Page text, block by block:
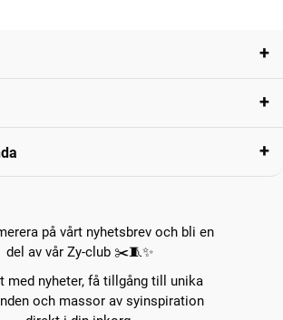
på vårt nyhetsbrev och bli en
del av vår Zy-club ✂️🧵✨
med nyheter, få tillgång till unika
och massor av syinspiration